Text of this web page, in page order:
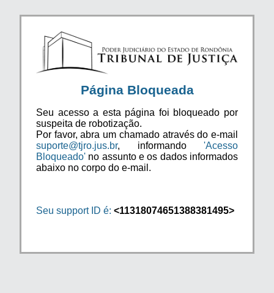
Página Bloqueada
Seu acesso a esta página foi bloqueado por
suspeita de robotização.
Por favor, abra um chamado através do e-mail
suporte@tjro.jus.br, informando 'Acesso
Bloqueado' no assunto e os dados informados
abaixo no corpo do e-mail.
Seu support ID é: <11318074651388381495>